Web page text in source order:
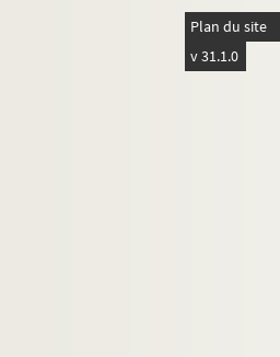
Plan du site
v 31.1.0